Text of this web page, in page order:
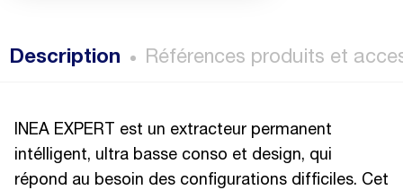
Description Références produits et
INEA EXPERT est un extracteur permanent
intélligent, ultra basse conso et design, qui
répond au besoin des configurations difficiles. Cet